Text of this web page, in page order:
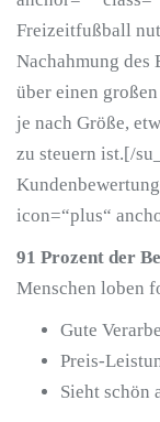
Freizeitfußball
Nachahmung des
über einen
je nach Größe,
zu steuern ist.[/
icon=“plus“
91 Prozent der
Menschen loben
Gute
Preis-
Sieht schön